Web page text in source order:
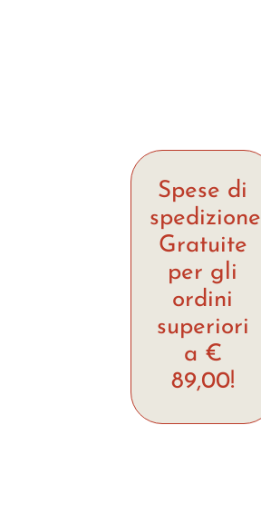
Spese di
spedizione
Gratuite
per gli
ordini
superiori
a €
89,00!